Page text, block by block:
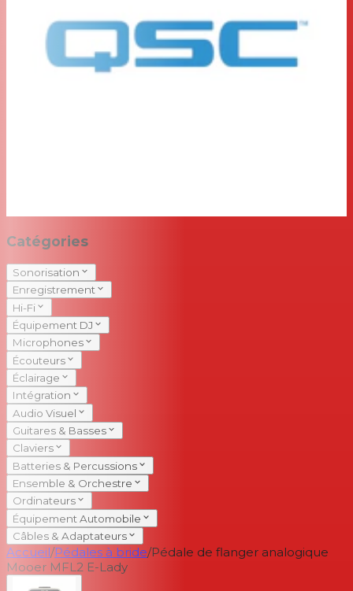
Catégories
Sonorisation
Enregistrement
Hi-Fi
Équipement DJ
Microphones
Écouteurs
Éclairage
Intégration
Audio Visuel
Guitares & Basses
Claviers
Batteries & Percussions
Ensemble & Orchestre
Ordinateurs
Équipement Automobile
Câbles & Adaptateurs
Accueil/Pédales à bride/Pédale de flanger analogique
Mooer MFL2 E-Lady